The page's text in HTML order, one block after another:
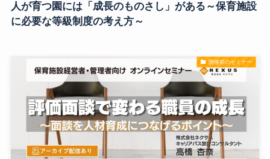
人が育つ園には「成長のものさし」がある～保育施設
に必要な等級制度の考え方～
開催前のセミナー